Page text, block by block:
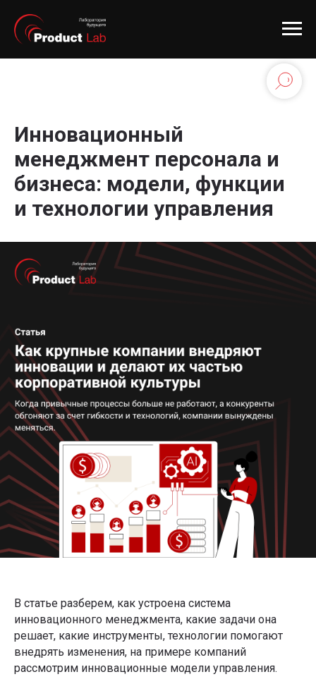
Инновационный
менеджмент персонала и
бизнеса: модели, функции
и технологии управления
В статье разберем, как устроена система
инновационного менеджмента, какие задачи она
решает, какие инструменты, технологии помогают
внедрять изменения, на примере компаний
рассмотрим инновационные модели управления.